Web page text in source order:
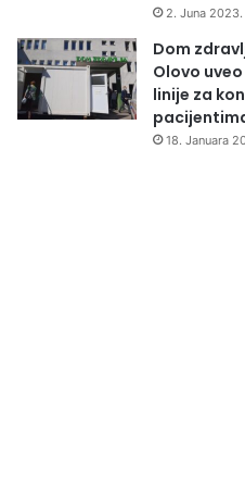
2. Juna 2023.
Dom
Olovo
linije za
18. Januara